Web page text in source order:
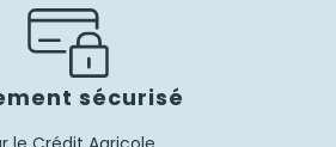
sécurisé